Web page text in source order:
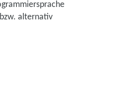
alternativ